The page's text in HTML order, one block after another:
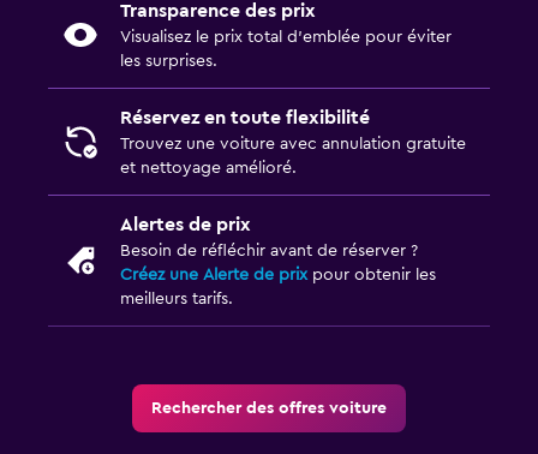
Transparence des prix
Visualisez le prix total d’emblée pour éviter
les surprises.
Réservez en toute flexibilité
Trouvez une voiture avec annulation gratuite
et nettoyage amélioré.
Alertes de prix
Besoin de réfléchir avant de réserver ?
Créez une Alerte de prixpour obtenir les
meilleurs tarifs.
Rechercher des offres voiture